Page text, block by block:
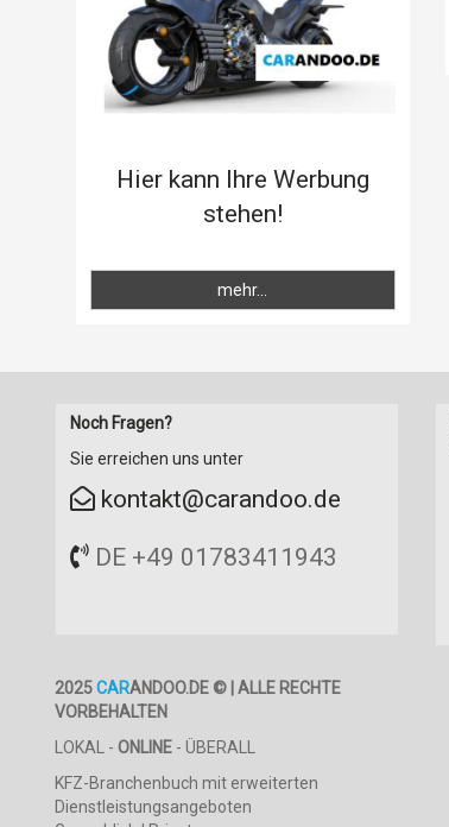
Hier kann Ihre Werbung
stehen!
mehr...
Noch Fragen?
Sie erreichen uns unter
kontakt@carandoo.de
DE +49 01783411943
2025CARANDOO.DE © | ALLE RECHTE
VORBEHALTEN
LOKAL - ONLINE- ÜBERALL
KFZ-Branchenbuch mit erweiterten
Dienstleistungsangeboten